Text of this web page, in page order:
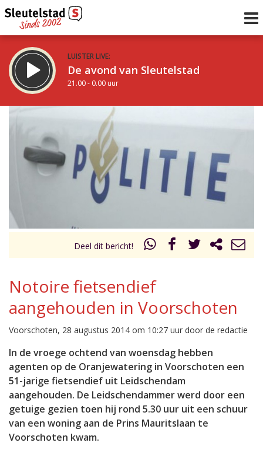
LUISTER LIVE:
De avond van Sleutelstad
21.00 - 0.00 uur
De nacht van Sleutelstad
0.00 - 6.00 uur
Vorig uur
uur 1 van 0
Inklappen
Deel dit bericht!
Notoire fietsendief
aangehouden in Voorschoten
Voorschoten, 28 augustus 2014 om 10:27 uur door de redactie
In de vroege ochtend van woensdag hebben
agenten op de Oranjewatering in Voorschoten een
51-jarige fietsendief uit Leidschendam
aangehouden. De Leidschendammer werd door een
getuige gezien toen hij rond 5.30 uur uit een schuur
van een woning aan de Prins Mauritslaan te
Voorschoten kwam.